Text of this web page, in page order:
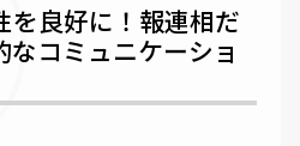
を良好に！報連相だ
コミュニケーショ